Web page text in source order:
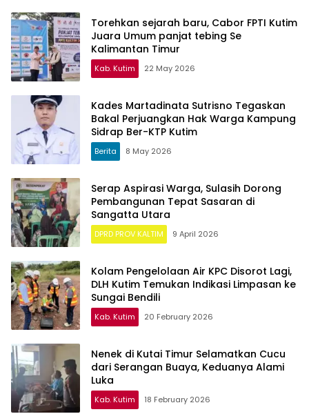
Torehkan sejarah baru, Cabor FPTI Kutim
Juara Umum panjat tebing Se
Kalimantan Timur
Kab. Kutim 22 May 2026
Kades Martadinata Sutrisno Tegaskan
Bakal Perjuangkan Hak Warga Kampung
Sidrap Ber-KTP Kutim
Berita 8 May 2026
Serap Aspirasi Warga, Sulasih Dorong
Pembangunan Tepat Sasaran di
Sangatta Utara
DPRD PROV KALTIM 9 April 2026
Kolam Pengelolaan Air KPC Disorot Lagi,
DLH Kutim Temukan Indikasi Limpasan ke
Sungai Bendili
Kab. Kutim 20 February 2026
Nenek di Kutai Timur Selamatkan Cucu
dari Serangan Buaya, Keduanya Alami
Luka
Kab. Kutim 18 February 2026